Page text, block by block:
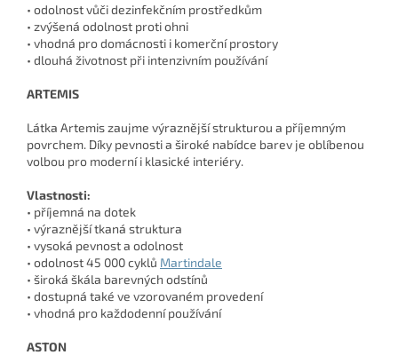
• odolnost vůči dezinfekčním prostředkům
• zvýšená odolnost proti ohni
• vhodná pro domácnosti i komerční prostory
• dlouhá životnost při intenzivním používání
ARTEMIS
Látka Artemis zaujme výraznější strukturou a příjemným
povrchem. Díky pevnosti a široké nabídce barev je oblíbenou
volbou pro moderní i klasické interiéry.
Vlastnosti:
• příjemná na dotek
• výraznější tkaná struktura
• vysoká pevnost a odolnost
• odolnost 45 000 cyklů Martindale
• široká škála barevných odstínů
• dostupná také ve vzorovaném provedení
• vhodná pro každodenní používání
ASTON